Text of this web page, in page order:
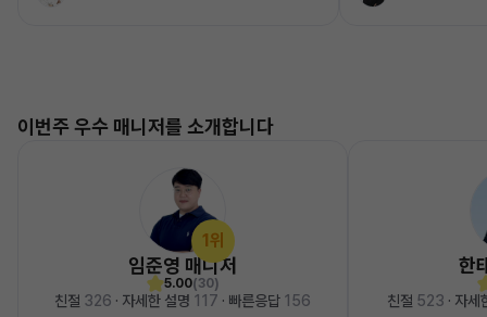
이번주 우수 매니저를 소개합니다
1위
임준영 매니저
5.00(30)
친절 326 · 자세한 설명 117 · 빠른응답 156
한
친절 523 · 자